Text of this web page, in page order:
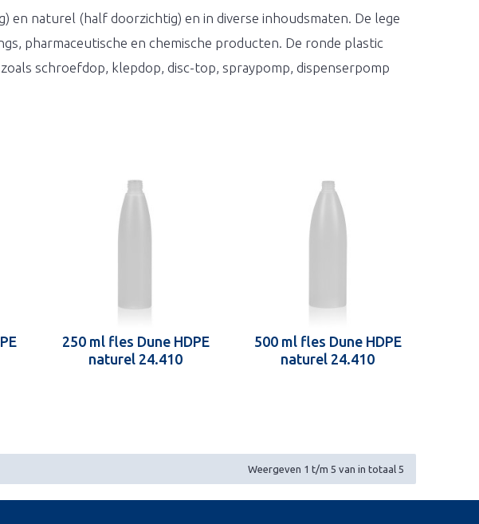
naturel (half doorzichtig) en in diverse inhoudsmaten. De lege
pharmaceutische en chemische producten. De ronde plastic
schroefdop, klepdop, disc-top, spraypomp, dispenserpomp
250 ml fles Dune HDPE
naturel 24.410
500 ml fles Dune HDPE
naturel 24.410
Weergeven 1 t/m 5 van in totaal 5